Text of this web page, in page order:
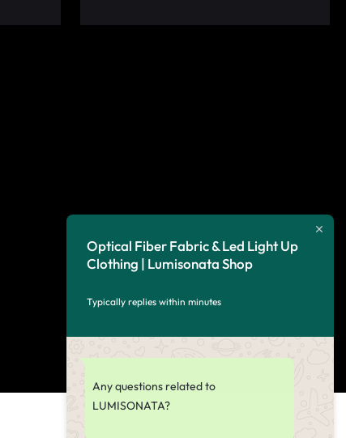
Optical Fiber Fabric & Led Light Up
Clothing | Lumisonata Shop
Typically replies within minutes
Any questions related to
LUMISONATA?